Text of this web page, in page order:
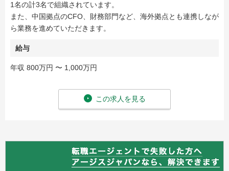
1名の計3名で組織されています。
また、中国拠点のCFO、財務部門など、海外拠点とも連携しなが
ら業務を進めていただきます。
給与
年収 800万円 〜 1,000万円
この求人を見る